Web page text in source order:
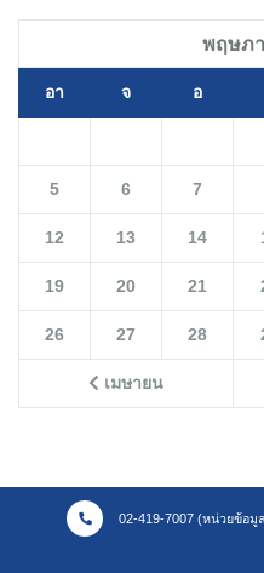
พฤษภ
อา จ อ
เมษายน
5 6 7
12 13 14
19 20 21
26 27 28
02-419-7007 (หน่วยข้อมู